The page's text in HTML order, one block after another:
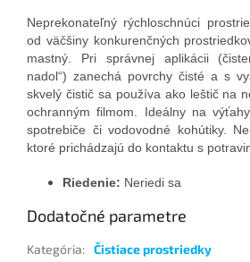
Neprekonateľný rýchloschnúci
od väčšiny konkurenčných
mastný. Pri správnej aplikácii
nadol“) zanechá povrchy čisté a s
skvelý čistič sa používa ako leštič na
ochranným filmom. Ideálny na
spotrebiče či vodovodné kohútiky.
ktoré prichádzajú do kontaktu s
Riedenie: Neriedi sa
Dodatočné parametre
Kategória: Čistiace prostriedky